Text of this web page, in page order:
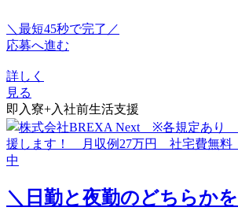
＼最短45秒で完了／
応募へ進む
詳しく
見る
即入寮+入社前生活支援
＼日勤と夜勤のどちらか